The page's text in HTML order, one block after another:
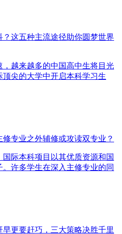
这五种主流途径助你圆梦世界
，越来越多的中国高中生将目光
尖的大学中开启本科学习生
专业之外辅修或攻读双专业？
际本科项目以其优质资源和国
许多学生在深入主修专业的同
更要赶巧，三大策略决胜千里